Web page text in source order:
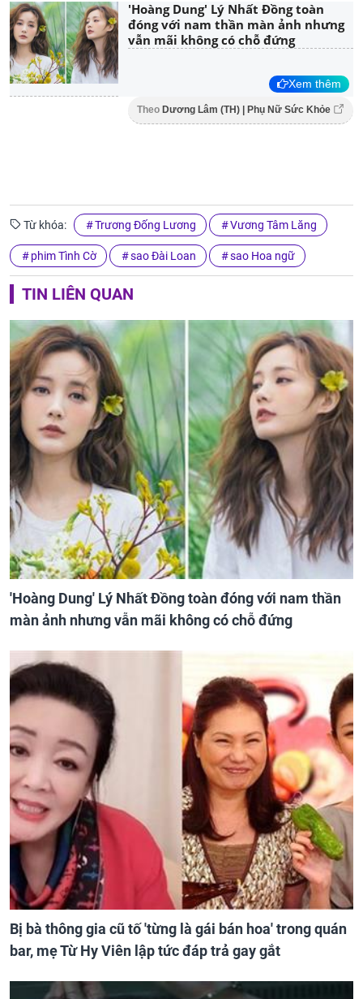
'Hoàng Dung' Lý Nhất Đồng toàn
đóng với nam thần màn ảnh nhưng
vẫn mãi không có chỗ đứng
Xem thêm
Theo Dương Lâm (TH) | Phụ Nữ Sức Khỏe
Từ khóa: Trương Đống Lương Vương Tâm Lăng
phim Tình Cờ sao Đài Loan sao Hoa ngữ
TIN LIÊN QUAN
'Hoàng Dung' Lý Nhất Đồng toàn đóng với nam thần
màn ảnh nhưng vẫn mãi không có chỗ đứng
Bị bà thông gia cũ tố 'từng là gái bán hoa' trong quán
bar, mẹ Từ Hy Viên lập tức đáp trả gay gắt